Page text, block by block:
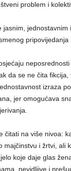
problem i
jasnim, jednostavnim
pripovijedanja
da se ne čita
izraza
jer omogućava
čitati na više nivoa:
majčinstvu i žrtvi, ali
koje daje glas
nevidljive i